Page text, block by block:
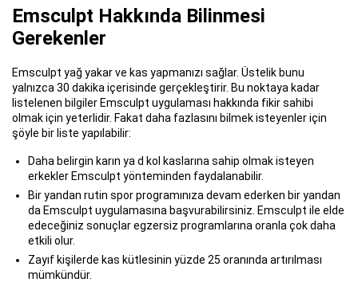
Emsculpt Hakkında Bilinmesi
Gerekenler
Emsculpt yağ yakar ve kas yapmanızı sağlar. Üstelik bunu
yalnızca 30 dakika içerisinde gerçekleştirir. Bu noktaya kadar
listelenen bilgiler Emsculpt uygulaması hakkında fikir sahibi
olmak için yeterlidir. Fakat daha fazlasını bilmek isteyenler için
şöyle bir liste yapılabilir:
Daha belirgin karın ya d kol kaslarına sahip olmak isteyen
erkekler Emsculpt yönteminden faydalanabilir.
Bir yandan rutin spor programınıza devam ederken bir yandan
da Emsculpt uygulamasına başvurabilirsiniz. Emsculpt ile elde
edeceğiniz sonuçlar egzersiz programlarına oranla çok daha
etkili olur.
Zayıf kişilerde kas kütlesinin yüzde 25 oranında artırılması
mümkündür.